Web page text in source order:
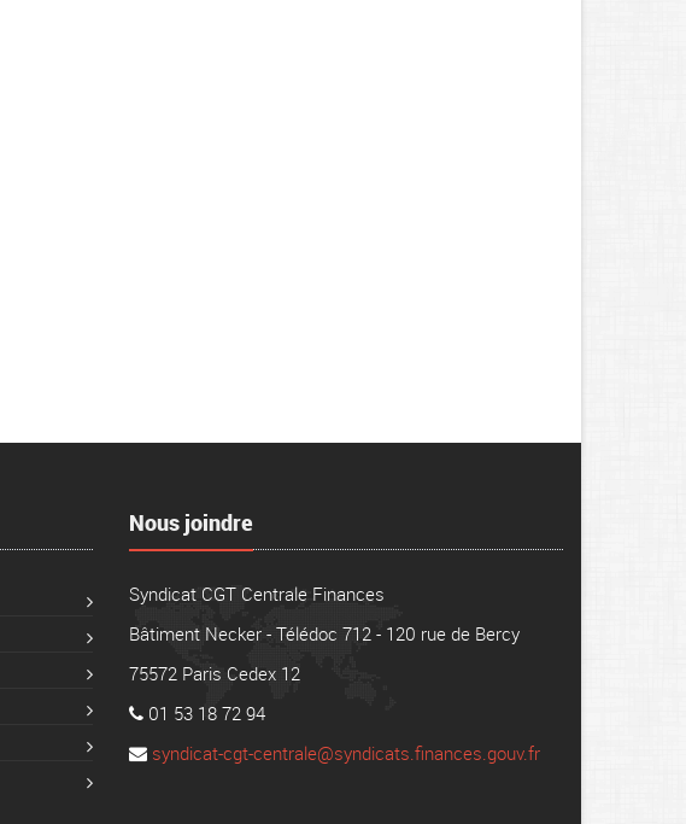
Nous joindre
Syndicat CGT Centrale Finances
Bâtiment Necker - Télédoc 712 - 120 rue de Bercy
75572 Paris Cedex 12
01 53 18 72 94
syndicat-cgt-centrale@syndicats.finances.gouv.fr